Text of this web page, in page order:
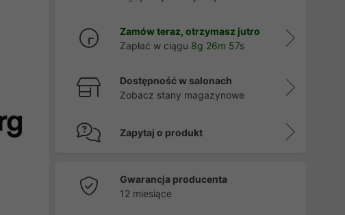
Zamów teraz, otrzymasz jutro
Zapłać w ciągu 8g 26m 57s
Dostępność w salonach
Zobacz stany magazynowe
Zapytaj o produkt
Gwarancja producenta
12 miesiące